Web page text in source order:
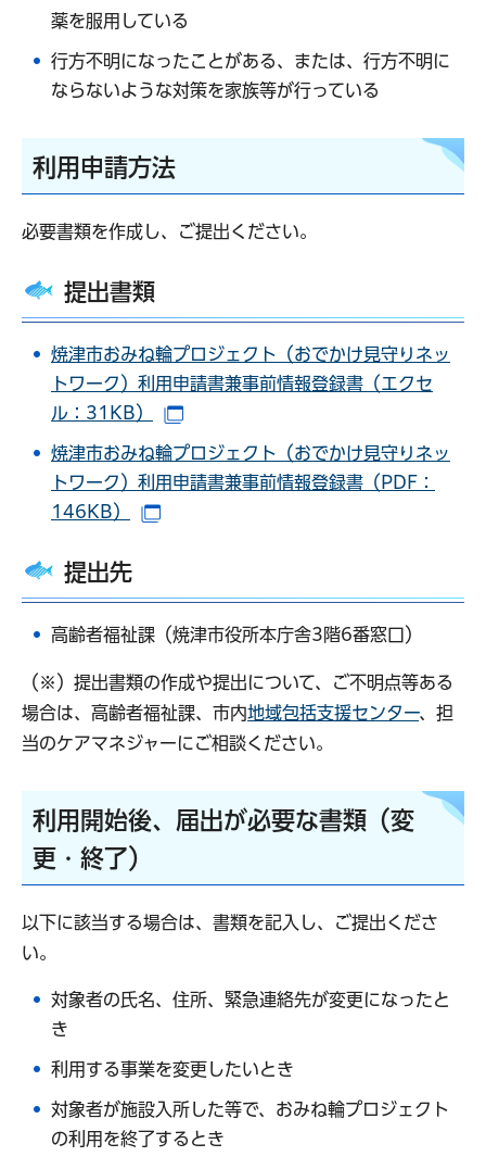
薬を服用している
行方不明になったことがある、または、行方不明に
ならないような対策を家族等が行っている
利用申請方法
必要書類を作成し、ご提出ください。
提出書類
焼津市おみね輪プロジェクト（おでかけ見守りネッ
トワーク）利用申請書兼事前情報登録書（エクセ
ル：31KB）
焼津市おみね輪プロジェクト（おでかけ見守りネッ
トワーク）利用申請書兼事前情報登録書（PDF：
146KB）
提出先
高齢者福祉課（焼津市役所本庁舎3階6番窓口）
（※）提出書類の作成や提出について、ご不明点等ある
場合は、高齢者福祉課、市内地域包括支援センター、担
当のケアマネジャーにご相談ください。
利用開始後、届出が必要な書類（変
更・終了）
以下に該当する場合は、書類を記入し、ご提出くださ
い。
対象者の氏名、住所、緊急連絡先が変更になったと
き
利用する事業を変更したいとき
対象者が施設入所した等で、おみね輪プロジェクト
の利用を終了するとき